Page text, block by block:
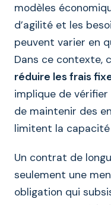
modèles
d’agilité et les
peuvent varier en
Dans ce contexte,
réduire les frais
implique de
de maintenir des
limitent la capacité
Un contrat de
seulement une
obligation qui